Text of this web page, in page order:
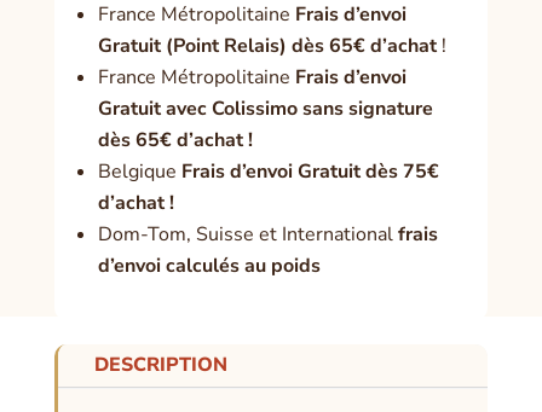
France Métropolitaine Frais d’envoi
Gratuit (Point Relais) dès 65€ d’achat!
France Métropolitaine Frais d’envoi
Gratuit avec Colissimo sans signature
dès 65€ d’achat !
Belgique Frais d’envoi Gratuit dès 75€
d’achat !
Dom-Tom, Suisse et Internationalfrais
d’envoi calculés au poids
DESCRIPTION